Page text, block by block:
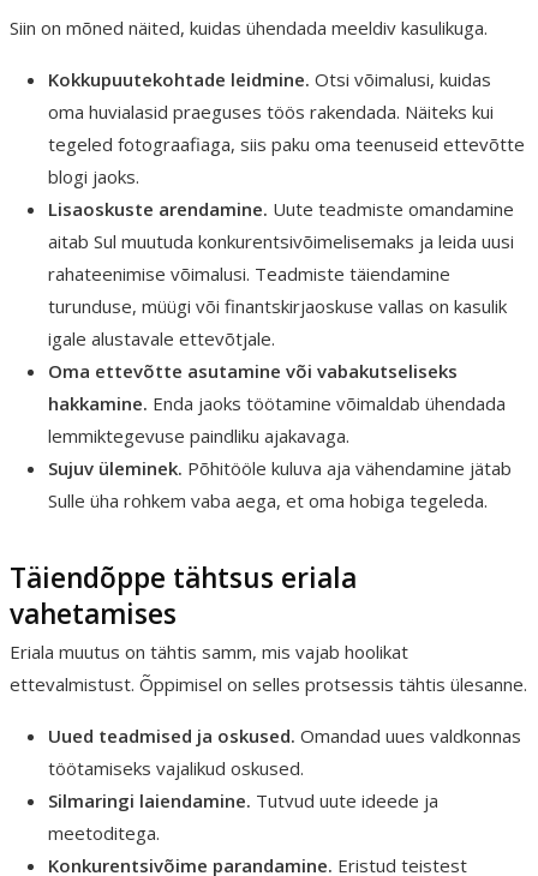
Siin on mõned näited, kuidas ühendada meeldiv kasulikuga.
Kokkupuutekohtade leidmine. Otsi võimalusi, kuidas
oma huvialasid praeguses töös rakendada. Näiteks kui
tegeled fotograafiaga, siis paku oma teenuseid ettevõtte
blogi jaoks.
Lisaoskuste arendamine. Uute teadmiste omandamine
aitab Sul muutuda konkurentsivõimelisemaks ja leida uusi
rahateenimise võimalusi. Teadmiste täiendamine
turunduse, müügi või finantskirjaoskuse vallas on kasulik
igale alustavale ettevõtjale.
Oma ettevõtte asutamine või vabakutseliseks
hakkamine. Enda jaoks töötamine võimaldab ühendada
lemmiktegevuse paindliku ajakavaga.
Sujuv üleminek. Põhitööle kuluva aja vähendamine jätab
Sulle üha rohkem vaba aega, et oma hobiga tegeleda.
Täiendõppe tähtsus eriala
vahetamises
Eriala muutus on tähtis samm, mis vajab hoolikat
ettevalmistust. Õppimisel on selles protsessis tähtis ülesanne.
Uued teadmised ja oskused. Omandad uues valdkonnas
töötamiseks vajalikud oskused.
Silmaringi laiendamine. Tutvud uute ideede ja
meetoditega.
Konkurentsivõime parandamine. Eristud teistest